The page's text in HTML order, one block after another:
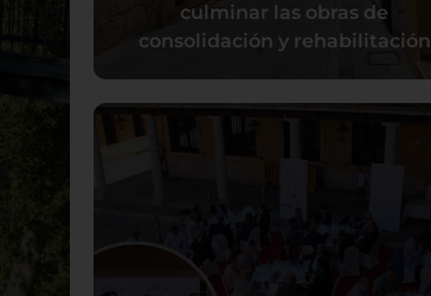
culminar las obras de
consolidación y rehabilitación